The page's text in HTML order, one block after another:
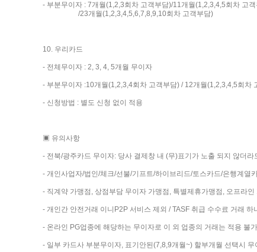
- 부분무이자 : 7개월(1,2,3회차 고객부담)/11개월(1,2,3,4,5회차 고
/23개월(1,2,3,4,5,6,7,8,9,10회차 고객부담)
10. 우리카드
- 전체무이자 : 2, 3, 4, 5개월 무이자
- 부분무이자 :10개월(1,2,3,4회차 고객부담) / 12개월(1,2,3,4,5회차
- 신청방법 : 별도 신청 없이 적용
▣ 유의사항
- 전북/광주카드 무이자: 당사 결제창 내 (무)표기가 노출 되지 않더
- 개인사업자/법인/체크/선불/기프트/하이브리드/토스카드/은행계
- 직계약 가맹점, 상점부담 무이자 가맹점, 특별제휴가맹점, 오프라인
- 개인간 안전거래 이니P2P 서비스 제외 / TASF 취급 수수료 거래 하
- 온라인 PG업종에 해당하는 무이자로 이 외 업종의 거래는 적용 불
- 일부 카드사 부분무이자, 표기안된(7,8,9개월~) 할부개월 선택시 무